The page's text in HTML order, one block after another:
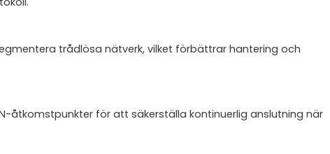
trådlösa nätverk, vilket förbättrar hantering och
åtkomstpunkter för att säkerställa kontinuerlig anslutning när